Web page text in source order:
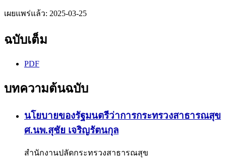
เผยแพร่แล้ว: 2025-03-25
ฉบับเต็ม
PDF
บทความต้นฉบับ
นโยบายของรัฐมนตรีว่าการกระทรวงสาธารณสุข
ศ.นพ.สุชัย เจริญรัตนกุล
สำนักงานปลัดกระทรวงสาธารณสุข